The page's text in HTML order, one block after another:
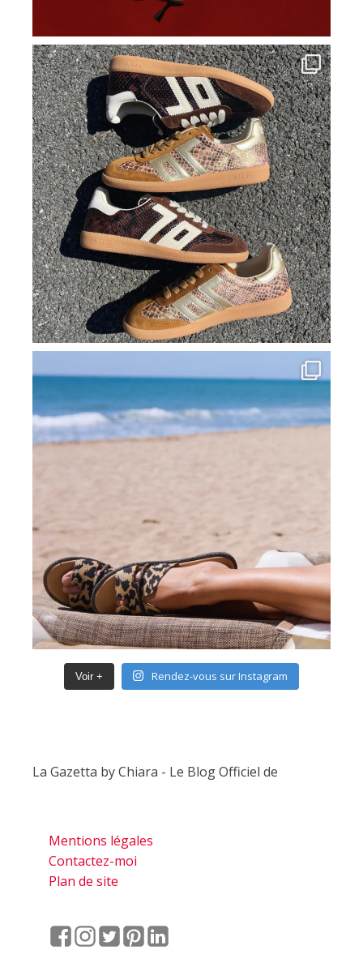
Voir + Rendez-vous sur Instagram
La Gazetta by Chiara - Le Blog Officiel de
Mentions légales
Contactez-moi
Plan de site